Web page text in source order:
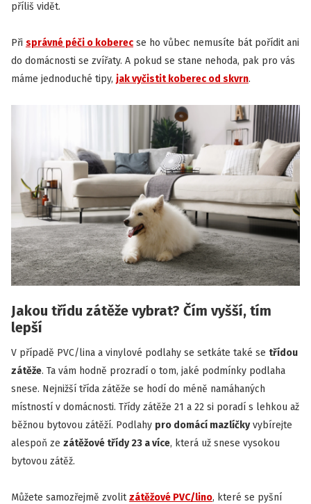
příliš vidět.
Při správné péči o koberec se ho vůbec nemusíte bát pořídit ani
do domácnosti se zvířaty. A pokud se stane nehoda, pak pro vás
máme jednoduché tipy, jak vyčistit koberec od skvrn.
Jakou třídu zátěže vybrat? Čím vyšší, tím
lepší
V případě PVC/lina a vinylové podlahy se setkáte také se třídou
zátěže. Ta vám hodně prozradí o tom, jaké podmínky podlaha
snese. Nejnižší třída zátěže se hodí do méně namáhaných
místností v domácnosti. Třídy zátěže 21 a 22 si poradí s lehkou až
běžnou bytovou zátěží. Podlahy pro domácí mazlíčkyvybírejte
alespoň ze zátěžové třídy 23 a více, která už snese vysokou
bytovou zátěž.
Můžete samozřejmě zvolitzátěžové PVC/lino, které se pyšní